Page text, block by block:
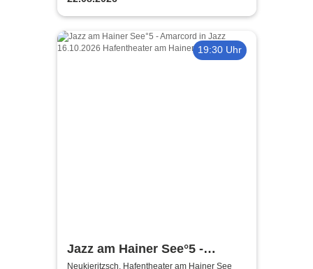
19:30 Uhr
Jazz am Hainer See°5 -
Neukieritzsch, Hafentheater am Hainer See